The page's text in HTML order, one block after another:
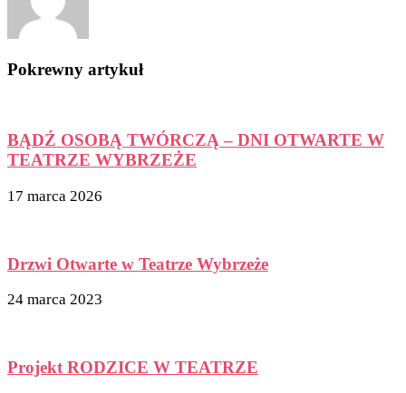
Pokrewny artykuł
BĄDŹ OSOBĄ TWÓRCZĄ – DNI OTWARTE W
TEATRZE WYBRZEŻE
17 marca 2026
Drzwi Otwarte w Teatrze Wybrzeże
24 marca 2023
Projekt RODZICE W TEATRZE